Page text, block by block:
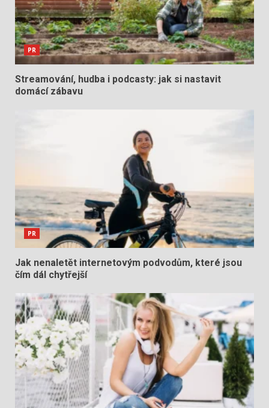
PR
Streamování, hudba i podcasty: jak si nastavit
domácí zábavu
PR
Jak nenaletět internetovým podvodům, které jsou
čím dál chytřejší